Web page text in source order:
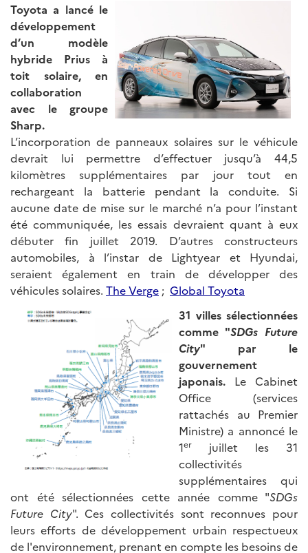
Toyota a lancé le
développement
d’un modèle
hybride Prius à
toit solaire, en
collaboration
avec le groupe
Sharp.
L’incorporation de panneaux solaires sur le véhicule
devrait lui permettre d’effectuer jusqu’à 44,5
kilomètres supplémentaires par jour tout en
rechargeant la batterie pendant la conduite. Si
aucune date de mise sur le marché n’a pour l’instant
été communiquée, les essais devraient quant à eux
débuter fin juillet 2019. D’autres constructeurs
automobiles, à l’instar de Lightyear et Hyundai,
seraient également en train de développer des
véhicules solaires. The Verge ; Global Toyota
31 villes sélectionnées
comme "SDGs Future
City" par le
gouvernement
japonais. Le Cabinet
Office (services
rattachés au Premier
Ministre) a annoncé le
1er
juillet les 31
collectivités
supplémentaires qui
ont été sélectionnées cette année comme "SDGs
Future City". Ces collectivités sont reconnues pour
leurs efforts de développement urbain respectueux
de l'environnement, prenant en compte les besoins de